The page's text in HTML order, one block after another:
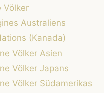
Völker
Australiens
(Kanada)
Völker Asien
Völker Japans
Völker Südamerikas